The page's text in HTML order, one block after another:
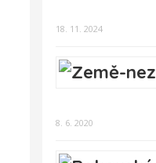
18. 11. 2024
8. 6. 2020